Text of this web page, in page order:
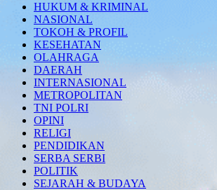
HUKUM & KRIMINAL
NASIONAL
TOKOH & PROFIL
KESEHATAN
OLAHRAGA
DAERAH
INTERNASIONAL
METROPOLITAN
TNI POLRI
OPINI
RELIGI
PENDIDIKAN
SERBA SERBI
POLITIK
SEJARAH & BUDAYA